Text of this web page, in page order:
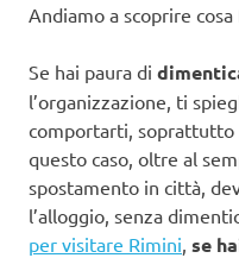
Andiamo a scoprire
Se hai paura di
l’organizzazione, ti
comportarti, soprattutto
questo caso, oltre al
spostamento in città,
l’alloggio, senza
per visitare Rimini se